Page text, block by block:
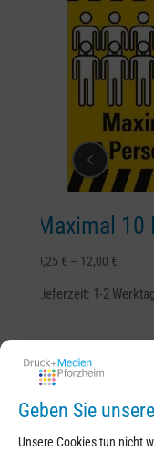
Geben Sie
Unsere Cookies tun nicht
10
12,00€
1-2 Werktage
Produktsuche
Suchen
nach:
Produkt-